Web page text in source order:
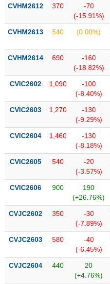
CVHM2612 370
-70
(-15.91%)
CVHM2613 540 (0.00%)
CVHM2614 690
-160
(-18.82%)
CVIC2602 1,090
-100
(-8.40%)
CVIC2603 1,270
-130
(-9.29%)
CVIC2604 1,460
-130
(-8.18%)
CVIC2605 540
-20
(-3.57%)
CVIC2606 900
190
(+26.76%)
CVJC2602 350
-30
(-7.89%)
CVJC2603 580
-40
(-6.45%)
CVJC2604 440
20
(+4.76%)
tạo
Sách
chính
thông
tài